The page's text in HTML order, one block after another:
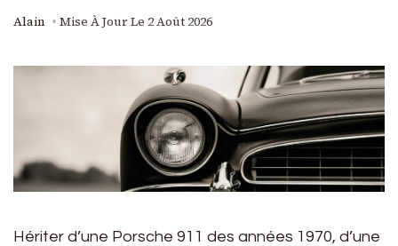
Alain Mise À Jour Le 2 Août 2026
Hériter d’une Porsche 911 des années 1970, d’une